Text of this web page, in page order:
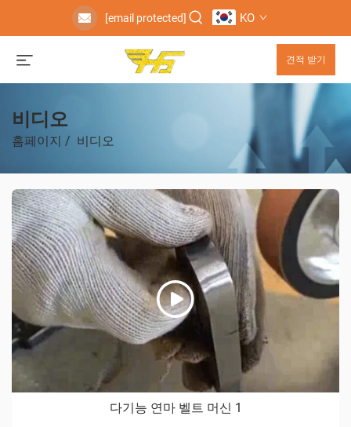
[email protected] KO
견적 받기
비디오
홈페이지 / 비디오
다기능 연마 벨트 머신 1